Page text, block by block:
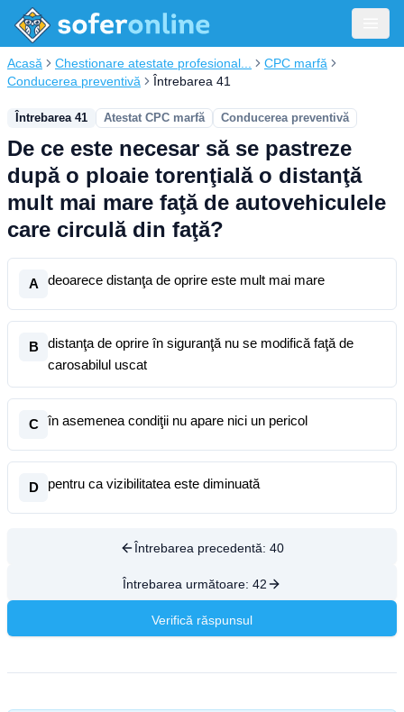
Acasă Chestionare atestate profesional...
CPC marfă
Conducerea preventivă
Întrebarea 41
Întrebarea 41 Atestat CPC marfă Conducerea preventivă
De ce este necesar să se pastreze
după o ploaie torenţială o distanţă
mult mai mare faţă de autovehiculele
care circulă din faţă?
A deoarece distanţa de oprire este mult mai mare
B
distanţa de oprire în siguranţă nu se modifică faţă de
carosabilul uscat
C în asemenea condiţii nu apare nici un pericol
D pentru ca vizibilitatea este diminuată
Întrebarea precedentă: 40
Întrebarea următoare: 42
Verifică răspunsul